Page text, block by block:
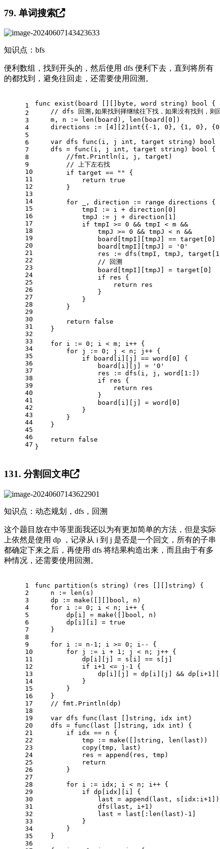
79. 单词搜索
知识点：bfs
便利数组，找到开头的，然后使用 dfs 便利下去，直到将所有
的都找到，避免往回走，还需要使用回溯。
1
2
3
4
5
6
7
8
9
10
11
12
13
14
15
16
17
18
19
20
21
22
23
24
25
26
27
28
29
30
31
32
33
34
35
36
37
38
39
40
41
42
43
44
45
46
47
func exist (board [][] byte , word string ) bool {
// dfs 回溯,如果找到择继续往下找，如果没有找到，则
    m, n :=
len (board), len (board[ 0 ])
    directions := [
4 2 int{{ -1 , 0 }, { 1 , 0 }, { 0
var dfs func (i, j int , target string )
bool
    dfs =
func (i, j int , target string ) bool {
//fmt.Println(i, j, target)
// 上下左右找
if target == ""
{
return true
        }
for _, direction := range directions {
            tmpI := i + direction[
0
            tmpJ := j + direction[
1
if tmpI >= 0 && tmpI < m &&
                tmpJ >=
0 && tmpJ < n &&
                board[tmpI][tmpJ] == target[
0
                board[tmpI][tmpJ] =
'0'
                res := dfs(tmpI, tmpJ, target[
1
// 回溯
                board[tmpI][tmpJ] = target[
0
if res {
return res
                }
            }
        }
return
false
    }
for i := 0 ; i < m; i++ {
for j := 0 ; j < n; j++ {
if board[i][j] == word[ 0 ] {
                board[i][j] =
'0'
                res := dfs(i, j, word[
1 :])
if res {
return res
                }
                board[i][j] = word[
0
            }
        }
    }
return
false
}
131. 分割回文串
知识点：动态规划，dfs，回溯
这个题目放在中等里面我还以为有更加简单的方法，但是实际
上依然是使用 dp ，记录从 i 到 j 是否是一个回文，所有的子串
都确定下来之后，再使用 dfs 将结果构造出来，而且由于有多
种情况，还需要使用回溯。
1
2
3
4
5
6
7
8
9
10
11
12
13
14
15
16
17
18
19
20
21
22
23
24
25
26
27
28
29
30
31
32
33
34
35
36
func partition (s string ) (res [][] string ) {
    n :=
len (s)
    dp :=
make ([][] bool , n)
for i := 0 ; i < n; i++ {
        dp[i] =
make ([] bool , n)
        dp[i][i] =
true
    }
for i := n -1 ; i >= 0 ; i-- {
for j := i + 1 ; j < n; j++ {
            dp[i][j] = s[i] == s[j]
if i+1 <= j -1
{
                dp[i][j] = dp[i][j] && dp[i+
1
            }
        }
    }
// fmt.Println(dp)
var dfs func (last [] string , idx int )
    dfs =
func (last [] string , idx int )
{
if idx == n {
            tmp :=
make ([] string , len (last))
copy(tmp, last)
            res =
append (res, tmp)
return
        }
for i := idx; i < n; i++ {
if dp[idx][i] {
                last =
append (last, s[idx:i+1
])
                dfs(last, i+
1 )
                last = last[:
len (last) -1
            }
        }
    }